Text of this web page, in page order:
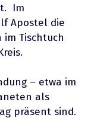
Im
Apostel die
Tischtuch
– etwa im
als
präsent sind.